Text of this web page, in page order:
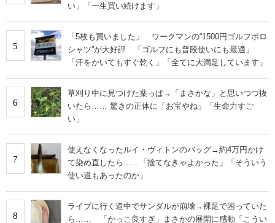
い」「一生買い続けます」
5
「5枚も買いました」 ワークマンの“1500円ゴルフポロ
シャツ”が大好評 「ゴルフにも普段使いにも最適」
「汗をかいてもすぐ乾く」「全てに大満足しています」
6
草刈り中に見つけた葉っぱ→「まさかな」と思いつつ抜
いたら…… 驚きの正体に「お宝やね」「生命力すご
い」
7
使えなくなったルイ・ヴィトンのバッグ→約4万円かけ
て染め直したら……「捨てなきゃよかった」「そういう
使い道もあったのか」
8
ライブに行く道中でサンダルが崩壊→裸足で困っていた
ら…… 「かっこ良すぎ」まさかの展開に感動「こうい